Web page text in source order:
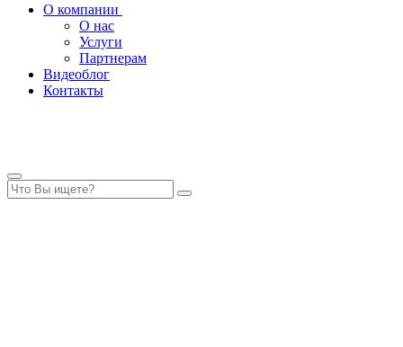
О компании
О нас
Услуги
Партнерам
Видеоблог
Контакты